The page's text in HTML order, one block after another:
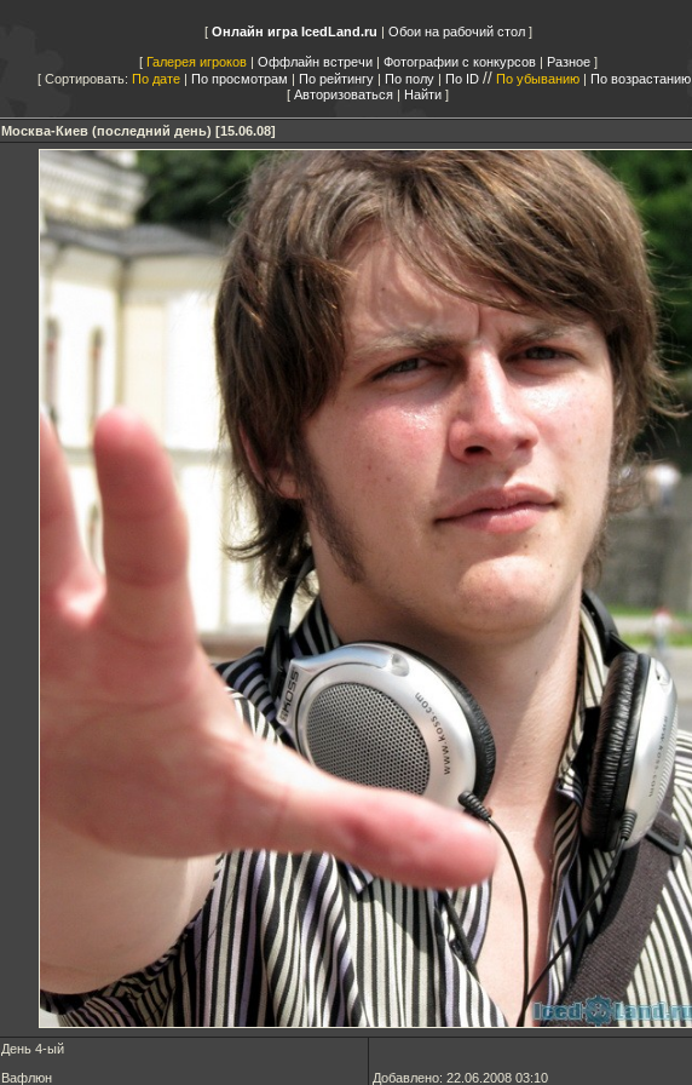
Онлайн игра IcedLand.ru | Обои на рабочий стол
Галерея игроков| Оффлайн встречи| Фотографии с конкурсов| Разное
Сортировать: По дате | По просмотрам | По рейтингу | По полу | По ID // По убыванию | По возрастанию
Авторизоваться | Найти
Москва-Киев (последний день) [15.06.08]
День 4-ый
Вафлюн
Добавлено: 22.06.2008 03:10